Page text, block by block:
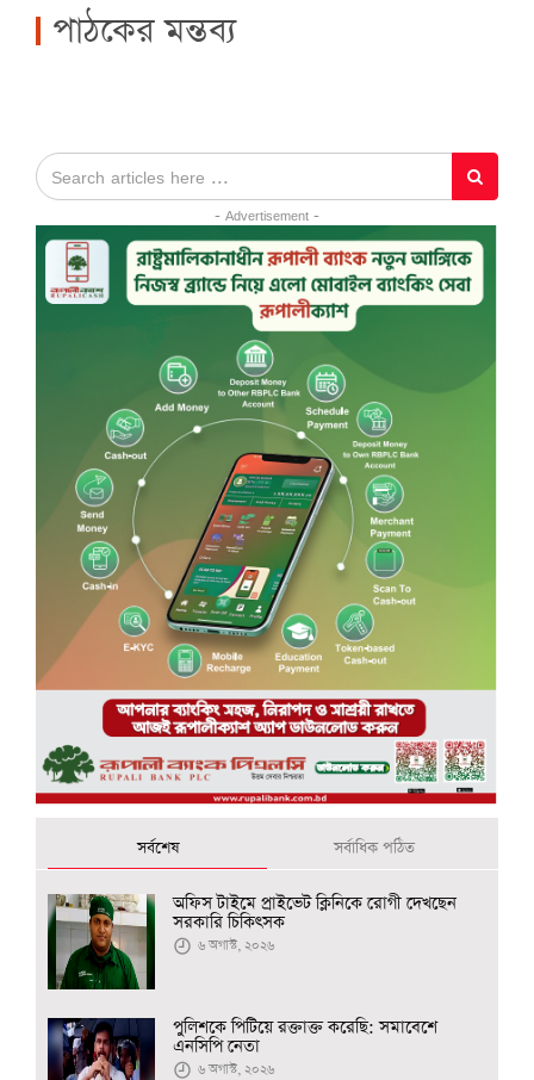
পাঠকের মন্তব্য
- Advertisement -
সর্বশেষ সর্বাধিক পঠিত
অফিস টাইমে প্রাইভেট ক্লিনিকে রোগী দেখছেন
সরকারি চিকিৎসক
৬ অগাস্ট, ২০২৬
পুলিশকে পিটিয়ে রক্তাক্ত করেছি: সমাবেশে
এনসিপি নেতা
৬ অগাস্ট, ২০২৬